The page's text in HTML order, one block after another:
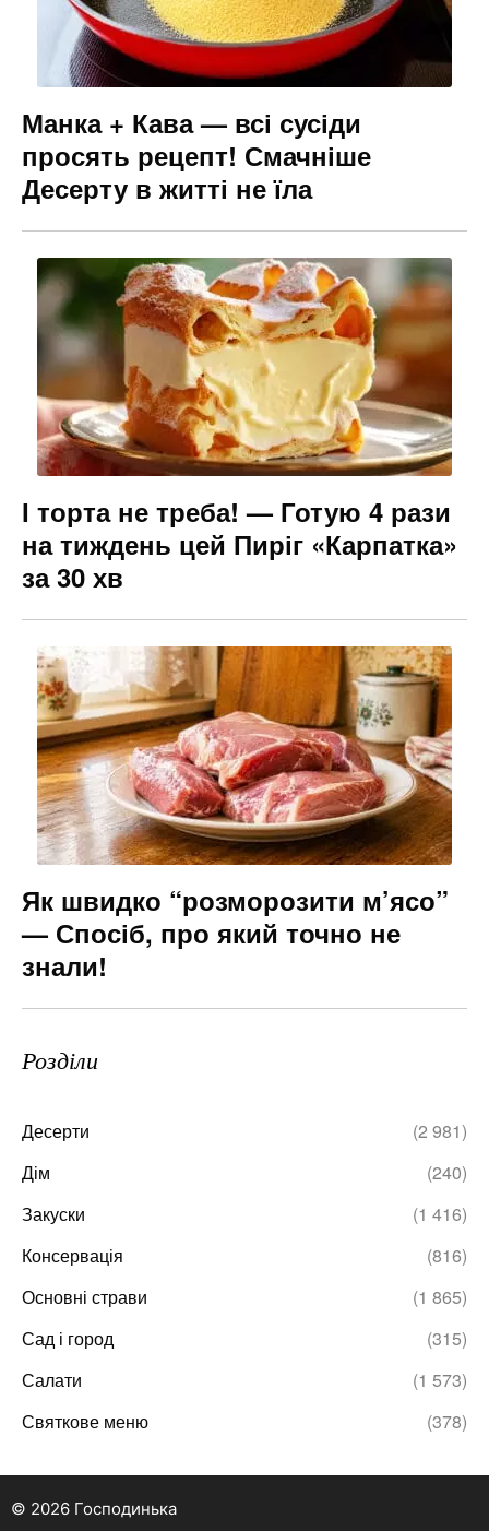
Манка + Кава — всі сусіди
просять рецепт! Смачніше
Десерту в житті не їла
І торта не треба! — Готую 4 рази
на тиждень цей Пиріг «Карпатка»
за 30 хв
Як швидко “розморозити м’ясо”
— Спосіб, про який точно не
знали!
Розділи
Десерти
(2 981)
Дім
(240)
Закуски
(1 416)
Консервація
(816)
Основні страви
(1 865)
Сад і город
(315)
Салати
(1 573)
Святкове меню
(378)
© 2026 Господинька